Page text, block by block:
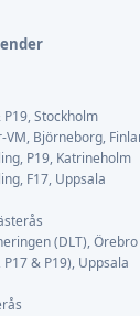
Stockholm
Björneborg,
P19, Katrineholm
F17, Uppsala
(DLT), Örebro
& P19), Uppsala